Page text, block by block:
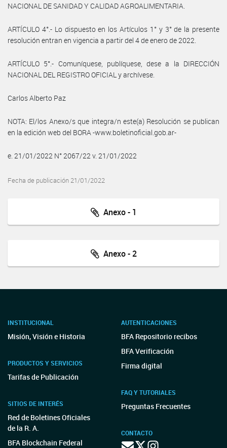
NACIONAL DE SANIDAD Y CALIDAD AGROALIMENTARIA.
ARTÍCULO 4°.- Lo dispuesto en los Artículos 1° y 3° de la presente
resolución entran en vigencia a partir del 4 de enero de 2022.
ARTÍCULO 5°.- Comuníquese, publíquese, dese a la DIRECCIÓN
NACIONAL DEL REGISTRO OFICIAL y archívese.
Carlos Alberto Paz
NOTA: El/los Anexo/s que integra/n este(a) Resolución se publican
en la edición web del BORA -www.boletinoficial.gob.ar-
e. 21/01/2022 N° 2067/22 v. 21/01/2022
Fecha de publicación 21/01/2022
Anexo - 1
Anexo - 2
INSTITUCIONAL
Misión, Visión e Historia
PRODUCTOS Y SERVICIOS
Tarifas de Publicación
SITIOS DE INTERÉS
Red de Boletines Oficiales
de la R. A.
BFA Blockchain Federal
AUTENTICACIONES
BFA Repositorio recibos
BFA Verificación
Firma digital
FAQ Y TUTORIALES
Preguntas Frecuentes
CONTACTO